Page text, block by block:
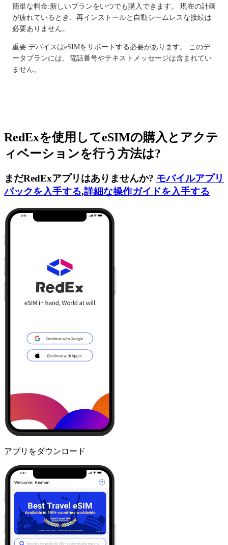
簡単な料金:新しいプランをいつでも購入できます。 現在の計画
が疲れているとき、再インストールと自動シームレスな接続は
必要ありません。
重要:デバイスはeSIMをサポートする必要があります。 このデ
ータプランには、電話番号やテキストメッセージは含まれてい
ません。
RedExを使用してeSIMの購入とアクテ
ィベーションを行う方法は?
まだRedExアプリはありませんか? モバイルアプリ
パックを入手する,詳細な操作ガイドを入手する
アプリをダウンロード